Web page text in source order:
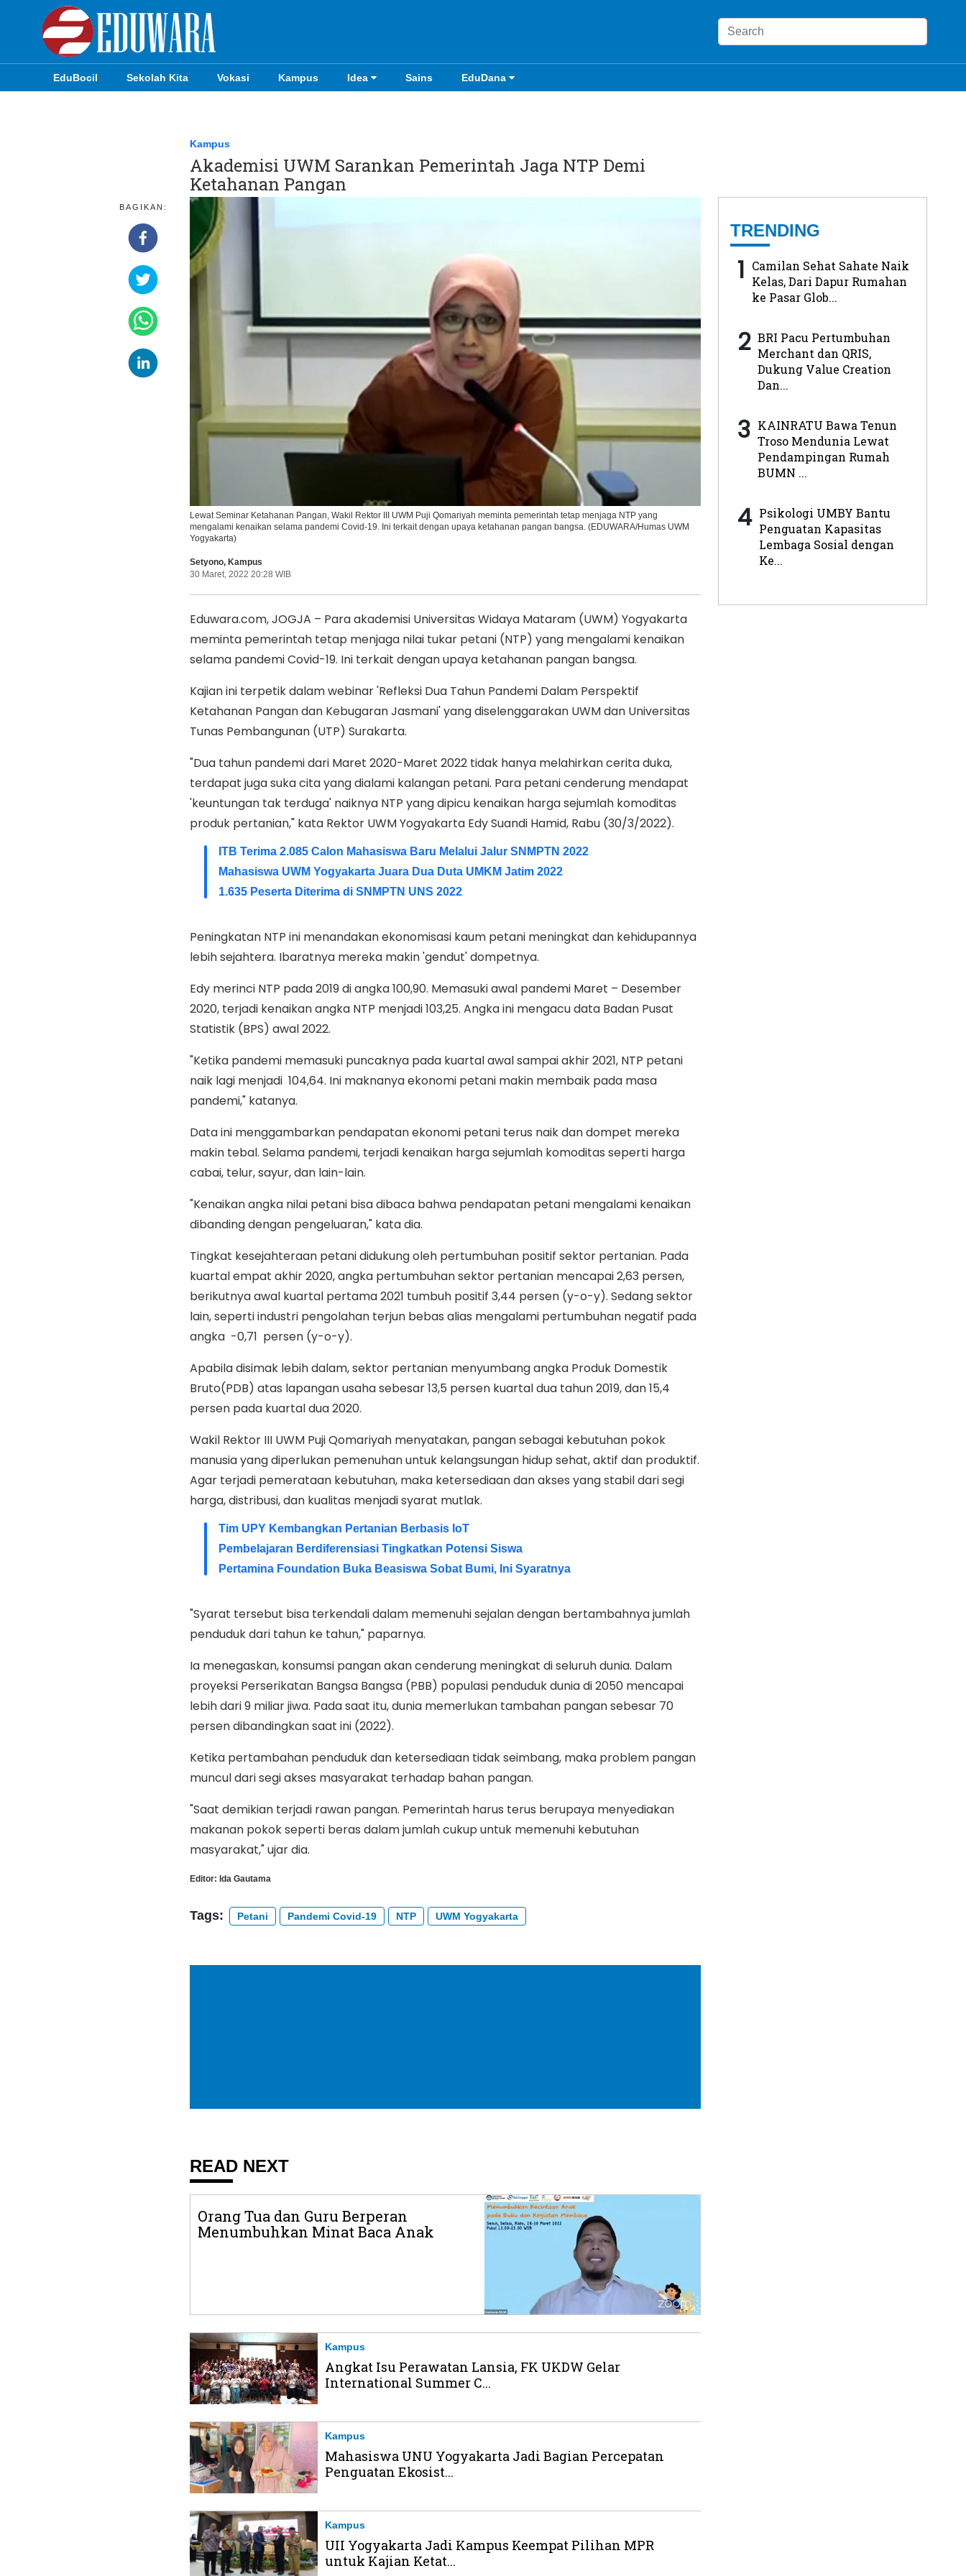
EduBocil Sekolah Kita Vokasi Kampus Idea Sains EduDana
Ikuti Kami di:
Kampus
Akademisi UWM Sarankan Pemerintah Jaga NTP Demi
Ketahanan Pangan
BAGIKAN:
Lewat Seminar Ketahanan Pangan, Wakil Rektor III UWM Puji Qomariyah meminta pemerintah tetap menjaga NTP yang
mengalami kenaikan selama pandemi Covid-19. Ini terkait dengan upaya ketahanan pangan bangsa. (EDUWARA/Humas UWM
Yogyakarta)
Setyono, Kampus
30 Maret, 2022 20:28 WIB
Eduwara.com, JOGJA – Para akademisi Universitas Widaya Mataram (UWM) Yogyakarta
meminta pemerintah tetap menjaga nilai tukar petani (NTP) yang mengalami kenaikan
selama pandemi Covid-19. Ini terkait dengan upaya ketahanan pangan bangsa.
Kajian ini terpetik dalam webinar 'Refleksi Dua Tahun Pandemi Dalam Perspektif
Ketahanan Pangan dan Kebugaran Jasmani' yang diselenggarakan UWM dan Universitas
Tunas Pembangunan (UTP) Surakarta.
"Dua tahun pandemi dari Maret 2020-Maret 2022 tidak hanya melahirkan cerita duka,
terdapat juga suka cita yang dialami kalangan petani. Para petani cenderung mendapat
'keuntungan tak terduga' naiknya NTP yang dipicu kenaikan harga sejumlah komoditas
produk pertanian," kata Rektor UWM Yogyakarta Edy Suandi Hamid, Rabu (30/3/2022).
ITB Terima 2.085 Calon Mahasiswa Baru Melalui Jalur SNMPTN 2022
Mahasiswa UWM Yogyakarta Juara Dua Duta UMKM Jatim 2022
1.635 Peserta Diterima di SNMPTN UNS 2022
Peningkatan NTP ini menandakan ekonomisasi kaum petani meningkat dan kehidupannya
lebih sejahtera. Ibaratnya mereka makin 'gendut' dompetnya.
Edy merinci NTP pada 2019 di angka 100,90. Memasuki awal pandemi Maret – Desember
2020, terjadi kenaikan angka NTP menjadi 103,25. Angka ini mengacu data Badan Pusat
Statistik (BPS) awal 2022.
"Ketika pandemi memasuki puncaknya pada kuartal awal sampai akhir 2021, NTP petani
naik lagi menjadi 104,64. Ini maknanya ekonomi petani makin membaik pada masa
pandemi," katanya.
Data ini menggambarkan pendapatan ekonomi petani terus naik dan dompet mereka
makin tebal. Selama pandemi, terjadi kenaikan harga sejumlah komoditas seperti harga
cabai, telur, sayur, dan lain-lain.
"Kenaikan angka nilai petani bisa dibaca bahwa pendapatan petani mengalami kenaikan
dibanding dengan pengeluaran," kata dia.
Tingkat kesejahteraan petani didukung oleh pertumbuhan positif sektor pertanian. Pada
kuartal empat akhir 2020, angka pertumbuhan sektor pertanian mencapai 2,63 persen,
berikutnya awal kuartal pertama 2021 tumbuh positif 3,44 persen (y-o-y). Sedang sektor
lain, seperti industri pengolahan terjun bebas alias mengalami pertumbuhan negatif pada
angka -0,71 persen (y-o-y).
Apabila disimak lebih dalam, sektor pertanian menyumbang angka Produk Domestik
Bruto(PDB) atas lapangan usaha sebesar 13,5 persen kuartal dua tahun 2019, dan 15,4
persen pada kuartal dua 2020.
Wakil Rektor III UWM Puji Qomariyah menyatakan, pangan sebagai kebutuhan pokok
manusia yang diperlukan pemenuhan untuk kelangsungan hidup sehat, aktif dan produktif.
Agar terjadi pemerataan kebutuhan, maka ketersediaan dan akses yang stabil dari segi
harga, distribusi, dan kualitas menjadi syarat mutlak.
Tim UPY Kembangkan Pertanian Berbasis IoT
Pembelajaran Berdiferensiasi Tingkatkan Potensi Siswa
Pertamina Foundation Buka Beasiswa Sobat Bumi, Ini Syaratnya
"Syarat tersebut bisa terkendali dalam memenuhi sejalan dengan bertambahnya jumlah
penduduk dari tahun ke tahun," paparnya.
Ia menegaskan, konsumsi pangan akan cenderung meningkat di seluruh dunia. Dalam
proyeksi Perserikatan Bangsa Bangsa (PBB) populasi penduduk dunia di 2050 mencapai
lebih dari 9 miliar jiwa. Pada saat itu, dunia memerlukan tambahan pangan sebesar 70
persen dibandingkan saat ini (2022).
Ketika pertambahan penduduk dan ketersediaan tidak seimbang, maka problem pangan
muncul dari segi akses masyarakat terhadap bahan pangan.
"Saat demikian terjadi rawan pangan. Pemerintah harus terus berupaya menyediakan
makanan pokok seperti beras dalam jumlah cukup untuk memenuhi kebutuhan
masyarakat," ujar dia.
Editor: Ida Gautama
Tags: Petani Pandemi Covid-19 NTP UWM Yogyakarta
READ NEXT
Orang Tua dan Guru Berperan
Menumbuhkan Minat Baca Anak
Kampus
Angkat Isu Perawatan Lansia, FK UKDW Gelar
International Summer C...
Kampus
Mahasiswa UNU Yogyakarta Jadi Bagian Percepatan
Penguatan Ekosist...
Kampus
UII Yogyakarta Jadi Kampus Keempat Pilihan MPR
untuk Kajian Ketat...
TRENDING
1 Camilan Sehat Sahate Naik
Kelas, Dari Dapur Rumahan
ke Pasar Glob...
2 BRI Pacu Pertumbuhan
Merchant dan QRIS,
Dukung Value Creation
Dan...
3 KAINRATU Bawa Tenun
Troso Mendunia Lewat
Pendampingan Rumah
BUMN ...
4 Psikologi UMBY Bantu
Penguatan Kapasitas
Lembaga Sosial dengan
Ke...